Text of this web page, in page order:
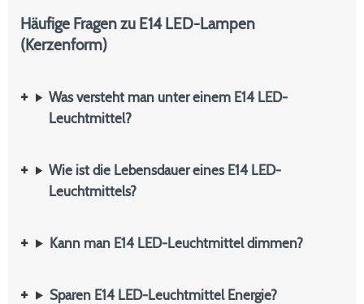
Häufige Fragen zu E14 LED-Lampen
(Kerzenform)
Was versteht man unter einem E14 LED-
Leuchtmittel?
Wie ist die Lebensdauer eines E14 LED-
Leuchtmittels?
Kann man E14 LED-Leuchtmittel dimmen?
Sparen E14 LED-Leuchtmittel Energie?